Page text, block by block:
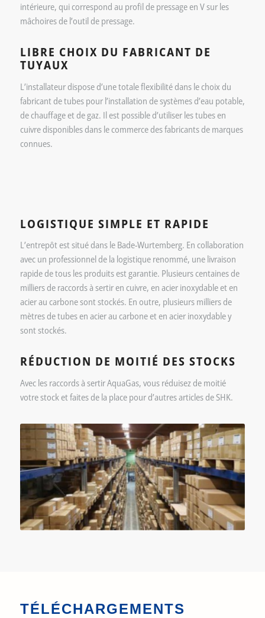
intérieure, qui correspond au profil de pressage en V sur les
mâchoires de l’outil de pressage.
LIBRE CHOIX DU FABRICANT DE
TUYAUX
L’installateur dispose d’une totale flexibilité dans le choix du
fabricant de tubes pour l’installation de systèmes d’eau potable,
de chauffage et de gaz. Il est possible d’utiliser les tubes en
cuivre disponibles dans le commerce des fabricants de marques
connues.
LOGISTIQUE SIMPLE ET RAPIDE
L’entrepôt est situé dans le Bade-Wurtemberg. En collaboration
avec un professionnel de la logistique renommé, une livraison
rapide de tous les produits est garantie. Plusieurs centaines de
milliers de raccords à sertir en cuivre, en acier inoxydable et en
acier au carbone sont stockés. En outre, plusieurs milliers de
mètres de tubes en acier au carbone et en acier inoxydable y
sont stockés.
RÉDUCTION DE MOITIÉ DES STOCKS
Avec les raccords à sertir AquaGas, vous réduisez de moitié
votre stock et faites de la place pour d’autres articles de SHK.
TÉLÉCHARGEMENTS